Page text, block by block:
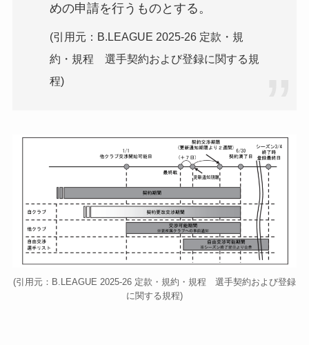
めの申請を行うものとする。
(引用元：B.LEAGUE 2025-26 定款・規
約・規程 選手契約および登録に関する規
程)
(引用元：B.LEAGUE 2025-26 定款・規約・規程 選手契約および登録
に関する規程)